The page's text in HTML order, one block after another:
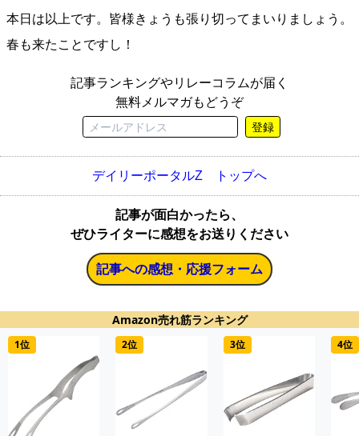
本日は以上です。皆様きょうも張り切ってまいりましょう。
春も来たことですし！
記事ランキングやリレーコラムが届く
無料メルマガもどうぞ
登録
デイリーポータルZ トップへ
記事が面白かったら、
ぜひライターに感想をお送りください
記事への感想・応援フォーム
Amazon売れ筋ランキング
1位 2位 3位 4位